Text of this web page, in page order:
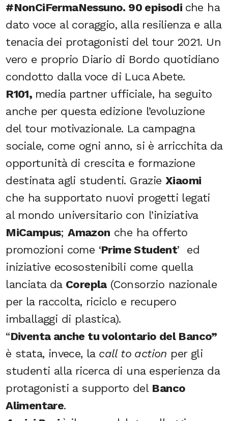
#NonCiFermaNessuno. 90 episodi che ha
dato voce al coraggio, alla resilienza e alla
tenacia dei protagonisti del tour 2021. Un
vero e proprio Diario di Bordo quotidiano
condotto dalla voce di Luca Abete.
R101, media partner ufficiale, ha seguito
anche per questa edizione l’evoluzione
del tour motivazionale. La campagna
sociale, come ogni anno, si è arricchita da
opportunità di crescita e formazione
destinata agli studenti. GrazieXiaomi
che ha supportato nuovi progetti legati
al mondo universitario con l’iniziativa
MiCampus;Amazon che ha offerto
promozioni come ‘Prime Student’ ed
iniziative ecosostenibili come quella
lanciata da Corepla(Consorzio nazionale
per la raccolta, riciclo e recupero
imballaggi di plastica).
“Diventa anche tu volontario del Banco”
è stata, invece, la call to action per gli
studenti alla ricerca di una esperienza da
protagonisti a supporto del Banco
Alimentare.